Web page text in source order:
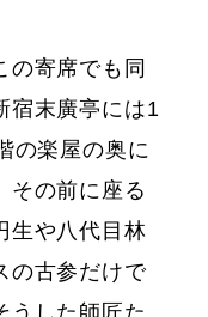
の寄席でも同
宿末廣亭には1
の楽屋の奥に
その前に座る
生や八代目林
の古参だけで